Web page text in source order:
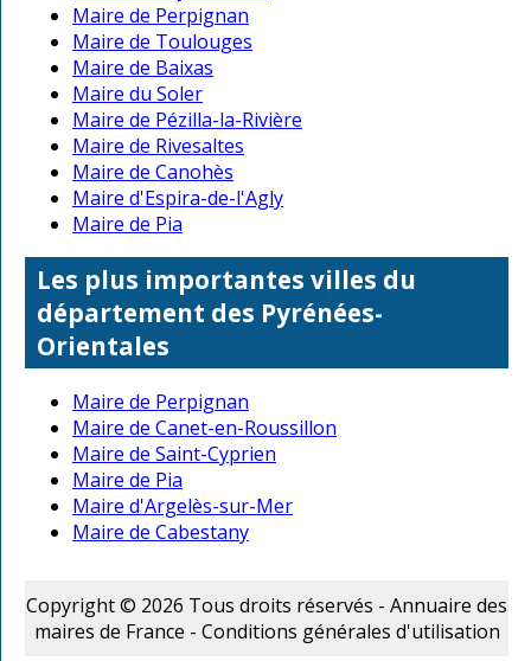
Maire de Perpignan
Maire de Toulouges
Maire de Baixas
Maire du Soler
Maire de Pézilla-la-Rivière
Maire de Rivesaltes
Maire de Canohès
Maire d'Espira-de-l'Agly
Maire de Pia
Les plus importantes villes du
département des Pyrénées-
Orientales
Maire de Perpignan
Maire de Canet-en-Roussillon
Maire de Saint-Cyprien
Maire de Pia
Maire d'Argelès-sur-Mer
Maire de Cabestany
Copyright © 2026 Tous droits réservés - Annuaire des
maires de France - Conditions générales d'utilisation